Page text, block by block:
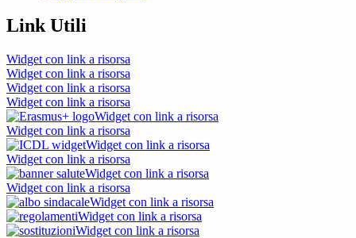
Link Utili
Widget con link a risorsa
Widget con link a risorsa
Widget con link a risorsa
Widget con link a risorsa
Widget con link a risorsa
Widget con link a risorsa
Widget con link a risorsa
Widget con link a risorsa
Widget con link a risorsa
Widget con link a risorsa
Widget con link a risorsa
Widget con link a risorsa
Widget con link a risorsa